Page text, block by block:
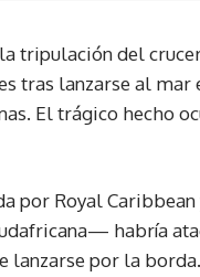
tripulación del
tras lanzarse al mar
El trágico hecho
por Royal
habría
lanzarse por la